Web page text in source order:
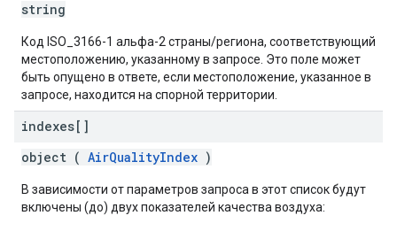
string
Код ISO_3166-1 альфа-2 страны/региона, соответствующий
местоположению, указанному в запросе. Это поле может
быть опущено в ответе, если местоположение, указанное в
запросе, находится на спорной территории.
indexes[]
object ( AirQualityIndex )
В зависимости от параметров запроса в этот список будут
включены (до) двух показателей качества воздуха: